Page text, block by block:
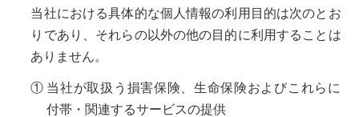
当社における具体的な個人情報の利用目的は次のとお
りであり、それらの以外の他の目的に利用することは
ありません。
① 当社が取扱う損害保険、生命保険およびこれらに
付帯・関連するサービスの提供